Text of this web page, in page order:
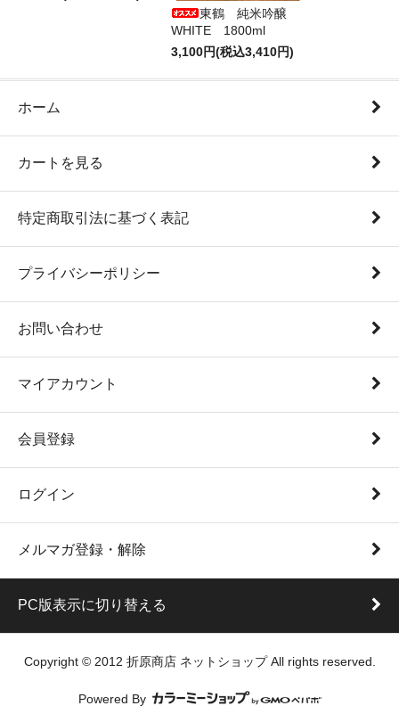
東鶴 純米吟醸
WHITE 1800ml
3,100円(税込3,410円)
ホーム
カートを見る
特定商取引法に基づく表記
プライバシーポリシー
お問い合わせ
マイアカウント
会員登録
ログイン
メルマガ登録・解除
PC版表示に切り替える
Copyright © 2012 折原商店 ネットショップ All rights reserved.
Powered By